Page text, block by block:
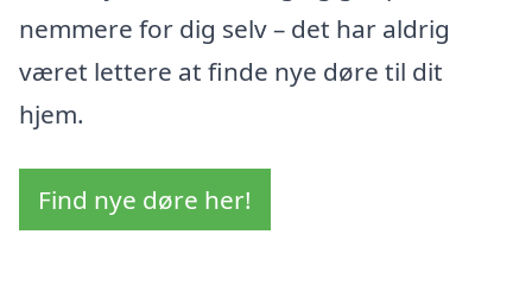
nemmere for dig selv – det har aldrig
været lettere at finde nye døre til dit
hjem.
Find nye døre her!